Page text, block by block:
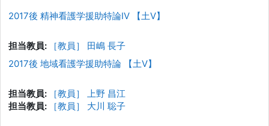
2017後 精神看護学援助特論IV 【土V】
担当教員: ［教員］ 田嶋 長子
2017後 地域看護学援助特論 【土V】
担当教員:
［教員］ 上野 昌江
担当教員:
［教員］ 大川 聡子